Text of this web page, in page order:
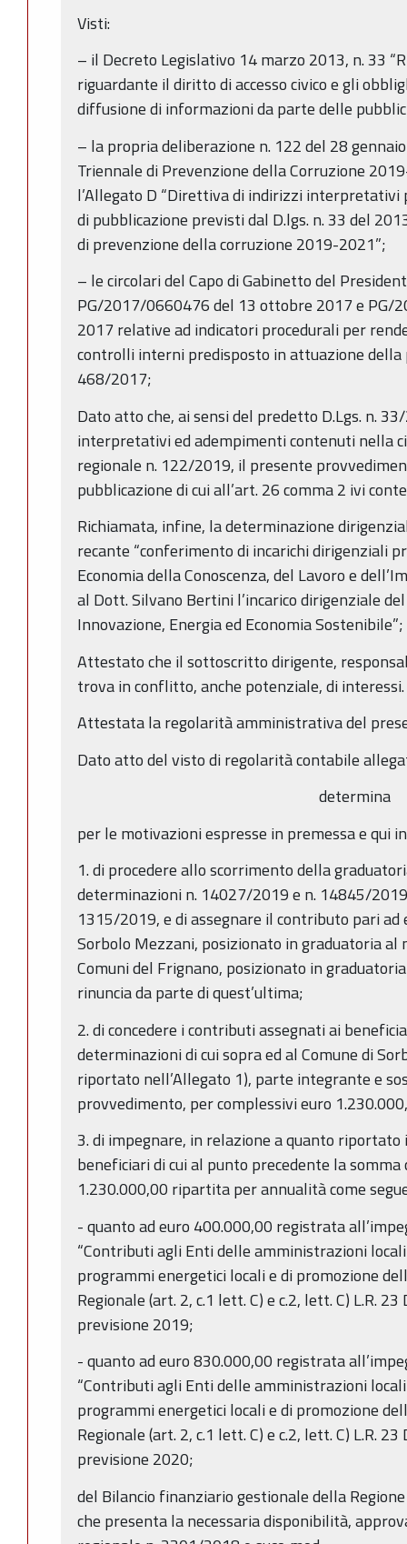
Visti:
– il Decreto Legislativo 14 marzo 2013, n. 33
riguardante il diritto di accesso civico e gli
diffusione di informazioni da parte delle
– la propria deliberazione n. 122 del 28
Triennale di Prevenzione della Corruzione
l’Allegato D “Direttiva di indirizzi interpretativi
di pubblicazione previsti dal D.lgs. n. 33 del
di prevenzione della corruzione 2019-2021”;
– le circolari del Capo di Gabinetto del
PG/2017/0660476 del 13 ottobre 2017 e PG/
2017 relative ad indicatori procedurali per
controlli interni predisposto in attuazione della
468/2017;
Dato atto che, ai sensi del predetto D.Lgs. n.
interpretativi ed adempimenti contenuti nella
regionale n. 122/2019, il presente
pubblicazione di cui all’art. 26 comma 2 ivi
Richiamata, infine, la determinazione
recante “conferimento di incarichi dirigenziali
Economia della Conoscenza, del Lavoro e
al Dott. Silvano Bertini l’incarico dirigenziale
Innovazione, Energia ed Economia Sostenibile”;
Attestato che il sottoscritto dirigente,
trova in conflitto, anche potenziale, di interessi.
Attestata la regolarità amministrativa del
Dato atto del visto di regolarità contabile
determina
per le motivazioni espresse in premessa e qui
1. di procedere allo scorrimento della
determinazioni n. 14027/2019 e n. 14845/
1315/2019, e di assegnare il contributo pari ad
Sorbolo Mezzani, posizionato in graduatoria al
Comuni del Frignano, posizionato in
rinuncia da parte di quest’ultima;
2. di concedere i contributi assegnati ai
determinazioni di cui sopra ed al Comune di
riportato nell’Allegato 1), parte integrante e
provvedimento, per complessivi euro
3. di impegnare, in relazione a quanto riportato
beneficiari di cui al punto precedente la somma
1.230.000,00 ripartita per annualità come
- quanto ad euro 400.000,00 registrata
“Contributi agli Enti delle amministrazioni
programmi energetici locali e di promozione
Regionale (art. 2, c.1 lett. C) e c.2, lett. C) L.R.
previsione 2019;
- quanto ad euro 830.000,00 registrata
“Contributi agli Enti delle amministrazioni
programmi energetici locali e di promozione
Regionale (art. 2, c.1 lett. C) e c.2, lett. C) L.R.
previsione 2020;
del Bilancio finanziario gestionale della
che presenta la necessaria disponibilità,